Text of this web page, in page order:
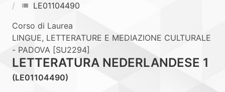
list
LE01104490
Corso di Laurea
LINGUE, LETTERATURE E MEDIAZIONE CULTURALE
- PADOVA [SU2294]
LETTERATURA NEDERLANDESE 1
(LE01104490)